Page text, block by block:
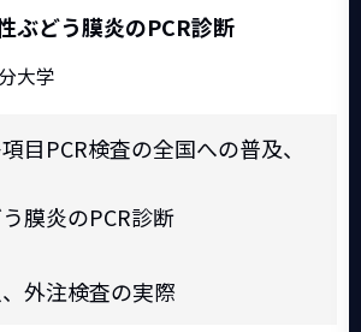
ぶどう膜炎のPCR診断
大学
目PCR検査の全国への普及、
膜炎のPCR診断
外注検査の実際